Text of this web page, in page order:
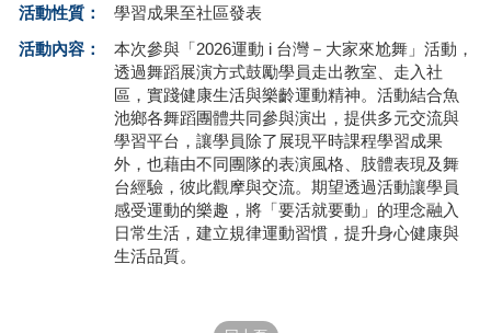
友站連結
活動性質：
學習成果至社區發表
活動內容：
本次參與「2026運動 i 台灣－大家來尬舞」活動，
透過舞蹈展演方式鼓勵學員走出教室、走入社
區，實踐健康生活與樂齡運動精神。活動結合魚
池鄉各舞蹈團體共同參與演出，提供多元交流與
學習平台，讓學員除了展現平時課程學習成果
外，也藉由不同團隊的表演風格、肢體表現及舞
台經驗，彼此觀摩與交流。期望透過活動讓學員
感受運動的樂趣，將「要活就要動」的理念融入
日常生活，建立規律運動習慣，提升身心健康與
生活品質。